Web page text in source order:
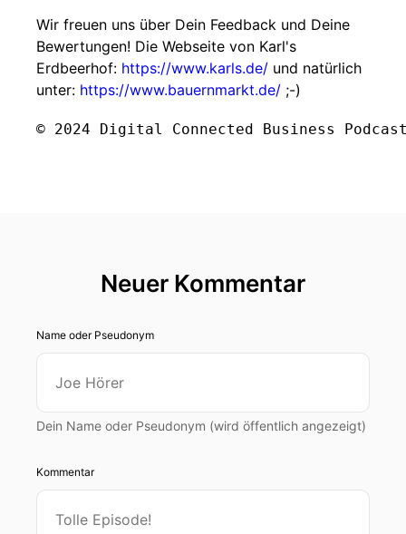
Wir freuen uns über Dein Feedback und Deine
Bewertungen! Die Webseite von Karl's
Erdbeerhof: https://www.karls.de/ und natürlich
unter: https://www.bauernmarkt.de/ ;-)
Neuer Kommentar
Name oder Pseudonym
Dein Name oder Pseudonym (wird öffentlich angezeigt)
Kommentar